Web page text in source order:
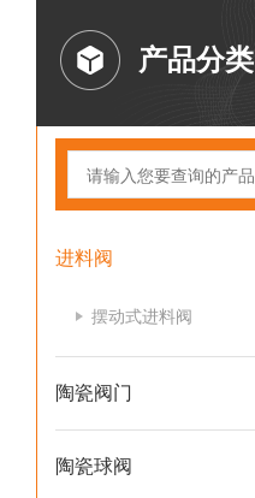
产品分类
进料阀
摆动式进料阀
陶瓷阀门
陶瓷球阀